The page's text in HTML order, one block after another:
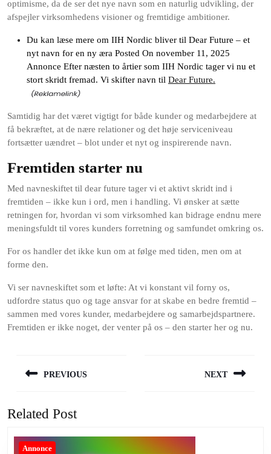
optimisme, da de ser det nye navn som en naturlig udvikling, der
afspejler virksomhedens visioner og fremtidige ambitioner.
Du kan læse mere om IIH Nordic bliver til Dear Future – et
nyt navn for en ny æra Posted On november 11, 2025
Annonce Efter næsten to årtier som IIH Nordic tager vi nu et
stort skridt fremad. Vi skifter navn til Dear Future.
Samtidig har det været vigtigt for både kunder og medarbejdere at
få bekræftet, at de nære relationer og det høje serviceniveau
fortsætter uændret – blot under et nyt og inspirerende navn.
Fremtiden starter nu
Med navneskiftet til dear future tager vi et aktivt skridt ind i
fremtiden – ikke kun i ord, men i handling. Vi ønsker at sætte
retningen for, hvordan vi som virksomhed kan bidrage endnu mere
meningsfuldt til vores kunders forretning og samfundet omkring os.
For os handler det ikke kun om at følge med tiden, men om at
forme den.
Vi ser navneskiftet som et løfte: At vi konstant vil forny os,
udfordre status quo og tage ansvar for at skabe en bedre fremtid –
sammen med vores kunder, medarbejdere og samarbejdspartnere.
Fremtiden er ikke noget, der venter på os – den starter her og nu.
PREVIOUS
post:
NEXT
Related Post
Annonce